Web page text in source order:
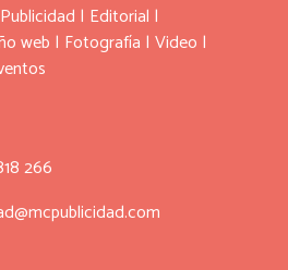
Publicidad | Editorial |
web | Fotografía | Video |
266